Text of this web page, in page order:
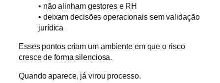
• não alinham gestores e RH
• deixam decisões operacionais sem validação
jurídica
Esses pontos criam um ambiente em que o risco
cresce de forma silenciosa.
Quando aparece, já virou processo.